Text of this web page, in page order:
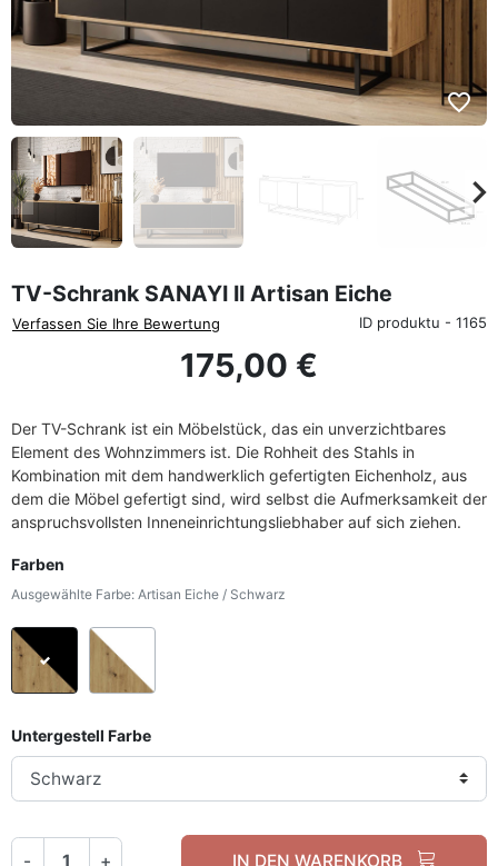
favorite_border
Zurück
TV-Schrank SANAYI II Artisan Eiche
Verfassen Sie Ihre Bewertung ID produktu - 1165
175,00 €
Der TV-Schrank ist ein Möbelstück, das ein unverzichtbares
Element des Wohnzimmers ist. Die Rohheit des Stahls in
Kombination mit dem handwerklich gefertigten Eichenholz, aus
dem die Möbel gefertigt sind, wird selbst die Aufmerksamkeit der
anspruchsvollsten Inneneinrichtungsliebhaber auf sich ziehen.
Farben
Ausgewählte Farbe: Artisan Eiche / Schwarz
Artisan Eiche / Schwarz
Untergestell Farbe
- + IN DEN WARENKORB